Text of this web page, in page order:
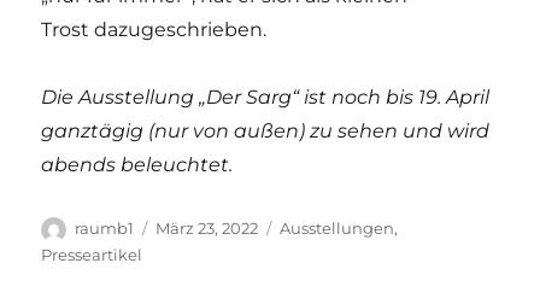
Trost dazugeschrieben.
Die Ausstellung „Der Sarg“ ist noch bis 19. April
ganztägig (nur von außen) zu sehen und wird
abends beleuchtet.
Autor
raumb1
Veröffentlicht
März 23, 2022 Kategorien
Ausstellungen,
Presseartikel